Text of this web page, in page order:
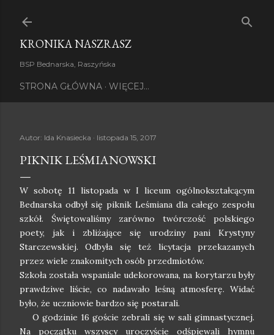
KRONIKA NASZRASZ
BSP Bednarska, Raszyńska
STRONA GŁÓWNA WIĘCEJ…
Autor: Ida Knasiecka listopada 15, 2017
PIKNIK LEŚMIANOWSKI
W sobotę 11 listopada w I liceum ogólnokształcącym
Bednarska odbył się piknik Leśmiana dla całego zespołu
szkół. Świętowaliśmy zarówno twórczość polskiego
poety, jak i zbliżające się urodziny pani Krystyny
Starczewskiej. Odbyła się też licytacja przekazanych
przez wiele znakomitych osób przedmiotów.
Szkoła została wspaniale udekorowana, na korytarzu były
prawdziwe liście, co nadawało leśną atmosferę. Widać
było, że uczniowie bardzo się postarali.
O godzinie 16 goście zebrali się w sali gimnastycznej.
Na początku wszyscy uroczyście odśpiewali hymnu